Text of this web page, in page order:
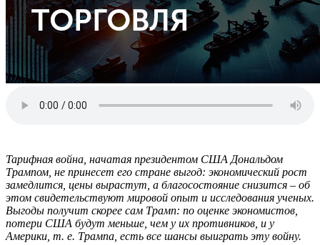
Тарифная война, начатая президентом США Дональдом
Трампом, не принесет его стране выгод: экономический рост
замедлится, цены вырастут, а благосостояние снизится – об
этом свидетельствуют мировой опыт и исследования ученых.
Выгоды получит скорее сам Трамп: по оценке экономистов,
потери США будут меньше, чем у их противников, и у
Америки, т. е. Трампа, есть все шансы выиграть эту войну.